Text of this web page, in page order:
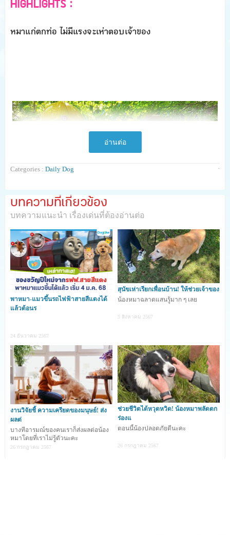
HIGHLIGHTS :
หมาแก่ตกท่อ ไม่มีแรงจะเห่าตอบเจ้าของ
เหตุการณ์นี้เกิดขึ้นที่ประเทศเวลส์ สหราชอาณาจักร เมื่อ
น้องหมาสายพันธุ์ #แจ็ครัสเซลล์เทอร์เรีย ได้หายตัวไปขณะที่
กำลังเดินรอบ ๆ สวน Penmaenmawr ในเมืองคอนวีย์
วันเกิดเหตุ พอลล่า เชสเตอร์ เจ้าของ เจสสิก้า น้องหมาอายุ
19 ปี ปล่อยให้น้องหมาได้เดินเล่น และเธอก็คอยดู เจสสิก้า
เหมือนทุก ๆ ครั้ง แต่เมื่อหันไปคุยสามีเพียงแค่ 30 วินาที เมื่อ
เธอหันกลับมาอีกที เจสสิก้า ก็คลาดสายตาเธอไปแล้ว
เธอและลูกสาว พยายามตามหา เจสสิก้า ที่หายไปในสวน ซึ่ง
อ่านต่อ
Categories : Daily Dog ·
บทความที่เกี่ยวข้อง
บทความแนะนำ เรื่องเด่นที่ต้องอ่านต่อ
พาหมา-แมวขึ้นรถไฟฟ้าสายสีแดงได้
แล้วต้อนร
24 ธันวาคม 2567
สุนัขเห่าเรียกเพื่อนบ้าน! ให้ช่วยเจ้าของ
น้องหมาฉลาดแสนรู้มาก ๆ เลย
5 สิงหาคม 2567
งานวิจัยชี้ ความเครียดของมนุษย์! ส่ง
ผลต่
บางทีอารมณ์ของคนเราก็ส่งผลต่อน้อง
หมาโดยที่เราไม่รู้ตัวนะคะ
26 กรกฎาคม 2567
ช่วยชีวิตได้หวุดหวิด! น้องหมาพลัดตก
ร่องแ
ตอนนี้น้องปลอดภัยดีนะคะ
26 กรกฎาคม 2567